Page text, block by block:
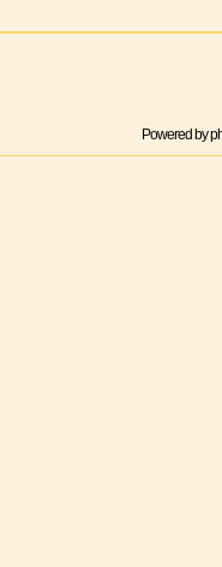
Powered by